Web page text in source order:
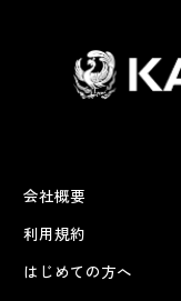
会社概要
利用規約
はじめての方へ